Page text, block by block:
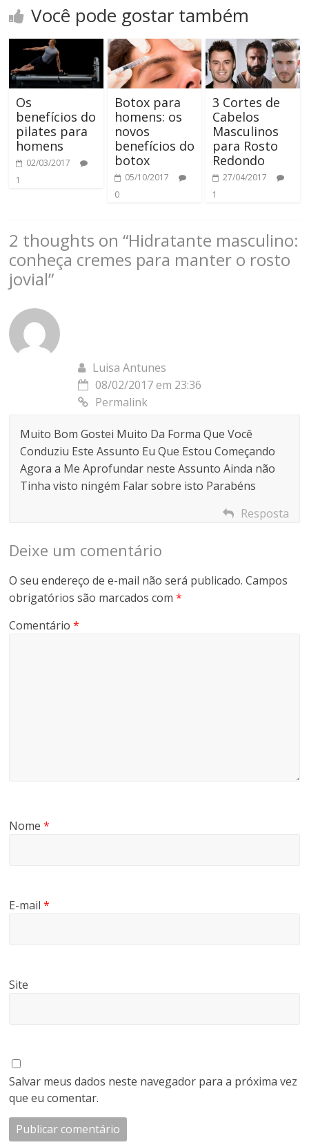
Você pode gostar também
Os
benefícios do
pilates para
homens
02/03/2017
1
Botox para
homens: os
novos
benefícios do
botox
05/10/2017
0
3 Cortes de
Cabelos
Masculinos
para Rosto
Redondo
27/04/2017
1
2 thoughts on “Hidratante masculino:
conheça cremes para manter o rosto
jovial”
Luisa Antunes
08/02/2017 em 23:36
Permalink
Muito Bom Gostei Muito Da Forma Que Você
Conduziu Este Assunto Eu Que Estou Começando
Agora a Me Aprofundar neste Assunto Ainda não
Tinha visto ningém Falar sobre isto Parabéns
Resposta
Deixe um comentário
O seu endereço de e-mail não será publicado. Campos
obrigatórios são marcados com*
Comentário*
Nome*
E-mail*
Site
Salvar meus dados neste navegador para a próxima vez
que eu comentar.